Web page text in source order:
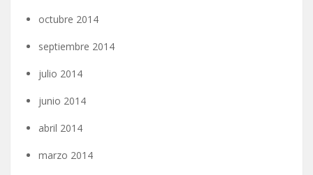
octubre 2014
septiembre 2014
julio 2014
junio 2014
abril 2014
marzo 2014